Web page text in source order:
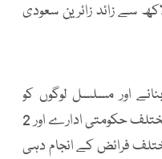
کے مطابق دنیا بھر سے 15 لاکھ سے زائد زائرین سعودی
اور مسلسل لوگوں کو
سہولیات فراہم کرنے کے لیے 40 مختلف حکومتی ادارے اور 2
مختلف فرائض کے انجام دہی